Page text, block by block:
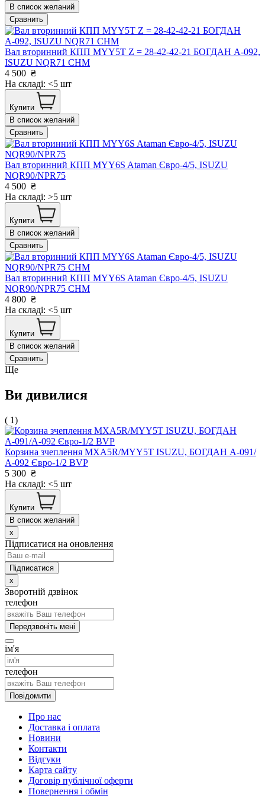
В список желаний
Сравнить
Вал вторинний КПП MYY5T Z = 28-42-42-21 БОГДАН А-092,
ISUZU NQR71 CHM
4 500 ₴
На складі: <5 шт
Купити
В список желаний
Сравнить
Вал вторинний КПП MYY6S Ataman Євро-4/5, ISUZU
NQR90/NPR75
4 500 ₴
На складі: >5 шт
Купити
В список желаний
Сравнить
Вал вторинний КПП MYY6S Ataman Євро-4/5, ISUZU
NQR90/NPR75 CHM
4 800 ₴
На складі: <5 шт
Купити
В список желаний
Сравнить
Ще
Ви дивилися
( 1)
Корзина зчеплення MXA5R/MYY5T ISUZU, БОГДАН А-091/
А-092 Євро-1/2 BVP
5 300 ₴
На складі: <5 шт
Купити
В список желаний
x
Підписатися на оновлення
x
Зворотній дзвінок
телефон
Передзвоніть мені
ім'я
телефон
Повідомити
Про нас
Доставка і оплата
Новини
Контакти
Відгуки
Карта сайту
Договір публічної оферти
Повернення і обмін